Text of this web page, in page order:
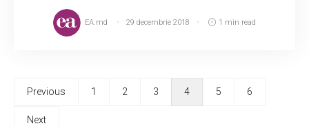
EA.md 29 decembrie 2018 1 min read
Previous 1 2 3 4 5 6
Next